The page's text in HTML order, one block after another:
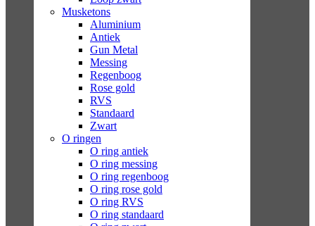
Musketons
Aluminium
Antiek
Gun Metal
Messing
Regenboog
Rose gold
RVS
Standaard
Zwart
O ringen
O ring antiek
O ring messing
O ring regenboog
O ring rose gold
O ring RVS
O ring standaard